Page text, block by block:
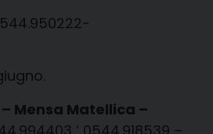
Mensa Matellica –